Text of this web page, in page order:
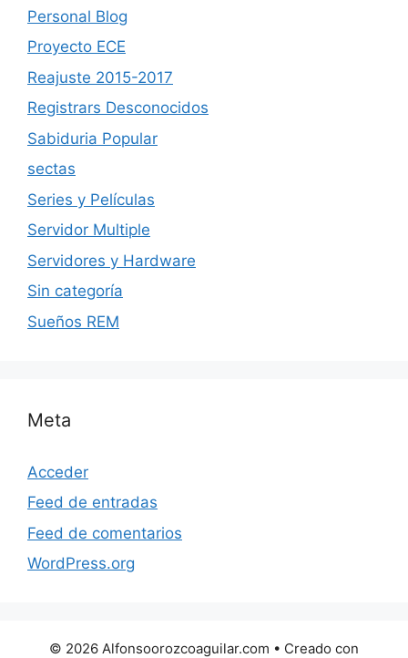
Personal Blog
Proyecto ECE
Reajuste 2015-2017
Registrars Desconocidos
Sabiduria Popular
sectas
Series y Películas
Servidor Multiple
Servidores y Hardware
Sin categoría
Sueños REM
Meta
Acceder
Feed de entradas
Feed de comentarios
WordPress.org
© 2026 Alfonsoorozcoaguilar.com • Creado con